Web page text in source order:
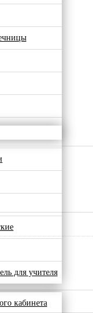
для учителя
кабинета